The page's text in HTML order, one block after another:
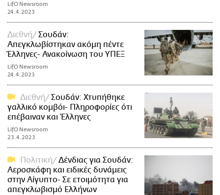
LifO Newsroom
24.4.2023
Διεθνή
Σουδάν:
Απεγκλωβίστηκαν ακόμη πέντε
Έλληνες- Ανακοίνωση του ΥΠΕΞ
LifO Newsroom
24.4.2023
Διεθνή
Σουδάν: Χτυπήθηκε
γαλλικό κομβόι- Πληροφορίες ότι
επέβαιναν και Έλληνες
LifO Newsroom
23.4.2023
Πολιτική
Δένδιας για Σουδάν:
Αεροσκάφη και ειδικές δυνάμεις
στην Αίγυπτο- Σε ετοιμότητα για
απεγκλωβισμό Ελλήνων